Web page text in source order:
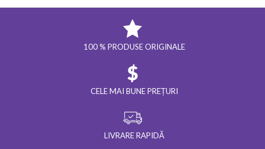
100 % PRODUSE ORIGINALE
CELE MAI BUNE PREȚURI
LIVRARE RAPIDĂ